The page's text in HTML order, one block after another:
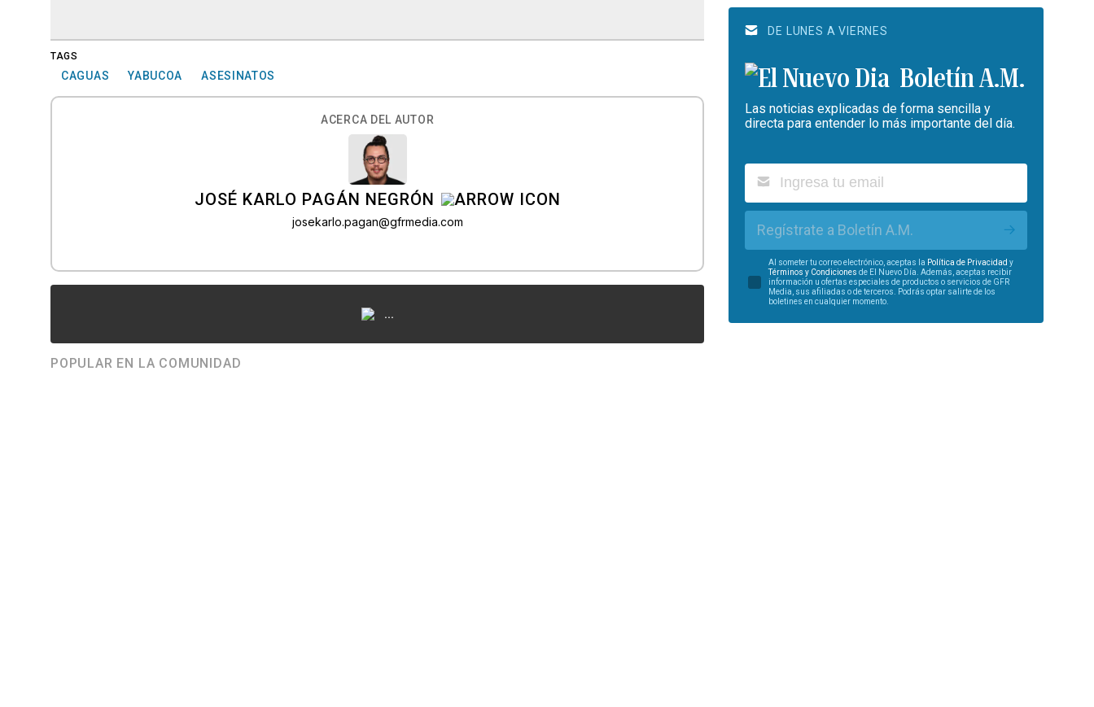
TAGS
CAGUAS YABUCOA ASESINATOS
ACERCA DEL AUTOR
JOSÉ KARLO PAGÁN NEGRÓN
josekarlo.pagan@gfrmedia.com
...
POPULAR EN LA COMUNIDAD
DE LUNES A VIERNES
Boletín A.M.
Las noticias explicadas de forma sencilla y
directa para entender lo más importante del día.
Regístrate a Boletín A.M.
Al someter tu correo electrónico, aceptas la Política de Privacidad y
Términos y Condiciones de El Nuevo Día. Además, aceptas recibir
información u ofertas especiales de productos o servicios de GFR
Media, sus afiliadas o de terceros. Podrás optar salirte de los
boletines en cualquier momento.